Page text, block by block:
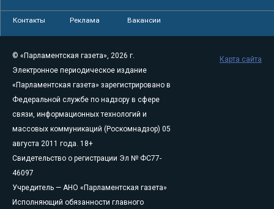
Контакты Реклама Вакансии
© «Парламентская газета», 2026 г.
Электронное периодическое издание
«Парламентская газета» зарегистрировано в
Федеральной службе по надзору в сфере
связи, информационных технологий и
массовых коммуникаций (Роскомнадзор) 05
августа 2011 года. 18+
Свидетельство о регистрации Эл № ФС77-
46097
Учредитель — АНО «Парламентская газета»
Исполняющий обязанности главного
Карта сайта